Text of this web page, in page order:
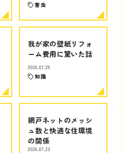
害虫
我が家の壁紙リフォ
ーム費用に驚いた話
2026.07.25
知識
網戸ネットのメッシ
ュ数と快適な住環境
の関係
2026.07.23